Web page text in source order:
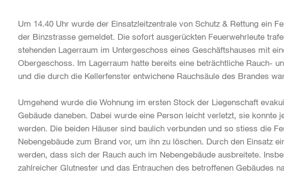
Um 14.40 Uhr wurde der Einsatzleitzentrale von Schutz & Rettung ein
der Binzstrasse gemeldet. Die sofort ausgerückten Feuerwehrleute
stehenden Lagerraum im Untergeschoss eines Geschäftshauses mit
Obergeschoss. Im Lagerraum hatte bereits eine beträchtliche Rauch-
und die durch die Kellerfenster entwichene Rauchsäule des Brandes
Umgehend wurde die Wohnung im ersten Stock der Liegenschaft
Gebäude daneben. Dabei wurde eine Person leicht verletzt, sie konnte
werden. Die beiden Häuser sind baulich verbunden und so stiess die
Nebengebäude zum Brand vor, um ihn zu löschen. Durch den Einsatz
werden, dass sich der Rauch auch im Nebengebäude ausbreitete.
zahlreicher Glutnester und das Entrauchen des betroffenen Gebäudes